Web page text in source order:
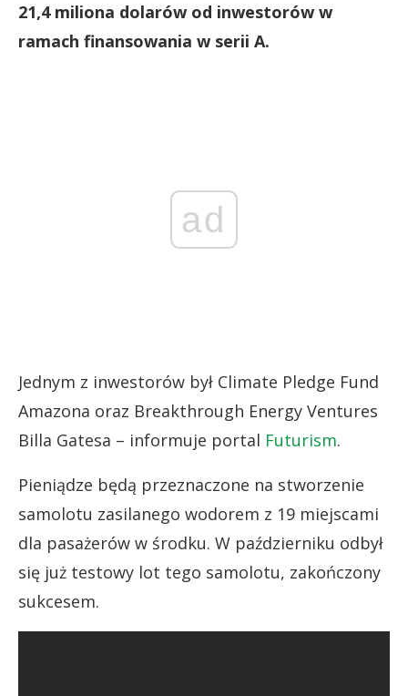
21,4 miliona dolarów od inwestorów w
ramach finansowania w serii A.
ad
Jednym z inwestorów był Climate Pledge Fund
Amazona oraz Breakthrough Energy Ventures
Billa Gatesa – informuje portal Futurism.
Pieniądze będą przeznaczone na stworzenie
samolotu zasilanego wodorem z 19 miejscami
dla pasażerów w środku. W październiku odbył
się już testowy lot tego samolotu, zakończony
sukcesem.